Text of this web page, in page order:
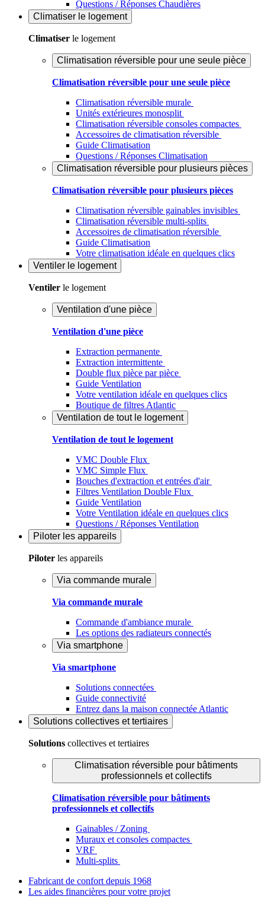
Questions / Réponses Chaudières
Climatiser le logement
Climatiser le logement
Climatisation réversible pour une seule pièce
Climatisation réversible pour une seule pièce
Climatisation réversible murale
Unités extérieures monosplit
Climatisation réversible consoles compactes
Accessoires de climatisation réversible
Guide Climatisation
Questions / Réponses Climatisation
Climatisation réversible pour plusieurs pièces
Climatisation réversible pour plusieurs pièces
Climatisation réversible gainables invisibles
Climatisation réversible multi-splits
Accessoires de climatisation réversible
Guide Climatisation
Votre climatisation idéale en quelques clics
Ventiler le logement
Ventiler le logement
Ventilation d'une pièce
Ventilation d'une pièce
Extraction permanente
Extraction intermittente
Double flux pièce par pièce
Guide Ventilation
Votre ventilation idéale en quelques clics
Boutique de filtres Atlantic
Ventilation de tout le logement
Ventilation de tout le logement
VMC Double Flux
VMC Simple Flux
Bouches d'extraction et entrées d'air
Filtres Ventilation Double Flux
Guide Ventilation
Votre Ventilation idéale en quelques clics
Questions / Réponses Ventilation
Piloter les appareils
Piloter les appareils
Via commande murale
Via commande murale
Commande d'ambiance murale
Les options des radiateurs connectés
Via smartphone
Via smartphone
Solutions connectées
Guide connectivité
Entrez dans la maison connectée Atlantic
Solutions collectives et tertiaires
Solutions collectives et tertiaires
Climatisation réversible pour bâtiments
professionnels et collectifs
Climatisation réversible pour bâtiments
professionnels et collectifs
Gainables / Zoning
Muraux et consoles compactes
VRF
Multi-splits
Fabricant de confort depuis 1968
Les aides financières pour votre projet